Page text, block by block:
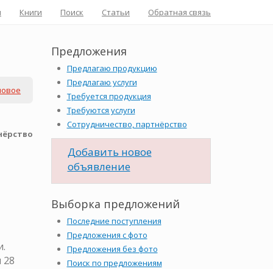
Книги Поиск Статьи Обратная связь
28
Предложения
Предлагаю продукцию
Предлагаю услуги
Требуется продукция
Требуются услуги
Сотрудничество, партнёрство
Добавить новое
объявление
Выборка предложений
Последние поступления
Предложения с фото
Предложения без фото
Поиск по предложениям